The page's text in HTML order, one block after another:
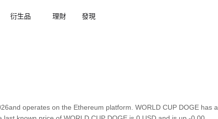
衍生品 理財 發現
operates on the Ethereum platform. WORLD CUP DOGE has a